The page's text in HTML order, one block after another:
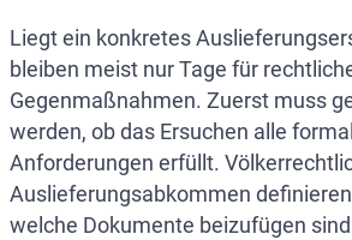
Liegt ein konkretes
bleiben meist nur Tage für
Gegenmaßnahmen. Zuerst muss
werden, ob das Ersuchen alle
Anforderungen erfüllt.
Auslieferungsabkommen
welche Dokumente beizufügen